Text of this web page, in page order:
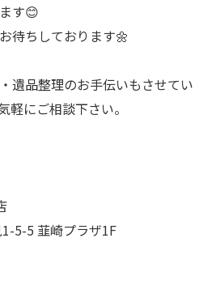
す😊
待ちしております🌼
遺品整理のお手伝いもさせてい
軽にご相談下さい。
5-5 韮崎プラザ1F